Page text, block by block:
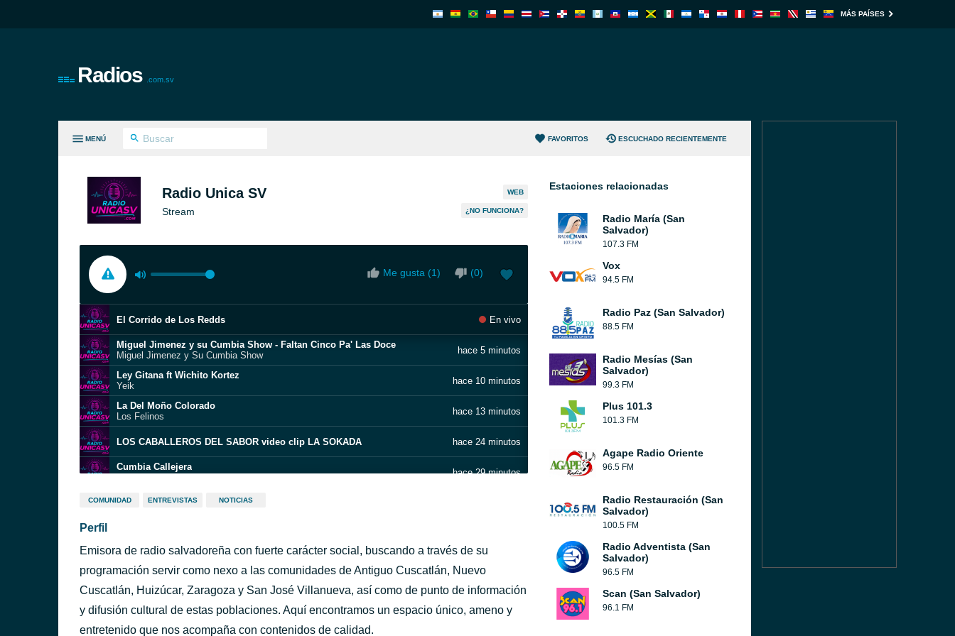
MÁS PAÍSES
Radios .com.sv
MENÚ FAVORITOS ESCUCHADO RECIENTEMENTE
Radio Unica SV
Stream
WEB
¿NO FUNCIONA?
Me gusta (1) (0)
El Corrido de Los Redds En vivo
Miguel Jimenez y su Cumbia Show - Faltan Cinco Pa' Las Doce
Miguel Jimenez y Su Cumbia Show
hace 5 minutos
Ley Gitana ft Wichito Kortez
Yeik
hace 10 minutos
La Del Moño Colorado
Los Felinos
hace 13 minutos
LOS CABALLEROS DEL SABOR video clip LA SOKADA hace 24 minutos
Cumbia Callejera
hace 29 minutos
los cocodrilos_ te gusta
LA CALLE SV
hace 45 minutos
Grupo Conga de E.S.
hace 51 minutos
COMUNIDAD ENTREVISTAS NOTICIAS
Perfil
Emisora de radio salvadoreña con fuerte carácter social, buscando a través de su
programación servir como nexo a las comunidades de Antiguo Cuscatlán, Nuevo
Cuscatlán, Huizúcar, Zaragoza y San José Villanueva, así como de punto de información
y difusión cultural de estas poblaciones. Aquí encontramos un espacio único, ameno y
entretenido que nos acompaña con contenidos de calidad.
Estaciones relacionadas
Radio María (San
Salvador)
107.3 FM
Vox
94.5 FM
Radio Paz (San Salvador)
88.5 FM
Radio Mesías (San
Salvador)
99.3 FM
Plus 101.3
101.3 FM
Agape Radio Oriente
96.5 FM
Radio Restauración (San
Salvador)
100.5 FM
Radio Adventista (San
Salvador)
96.5 FM
Scan (San Salvador)
96.1 FM